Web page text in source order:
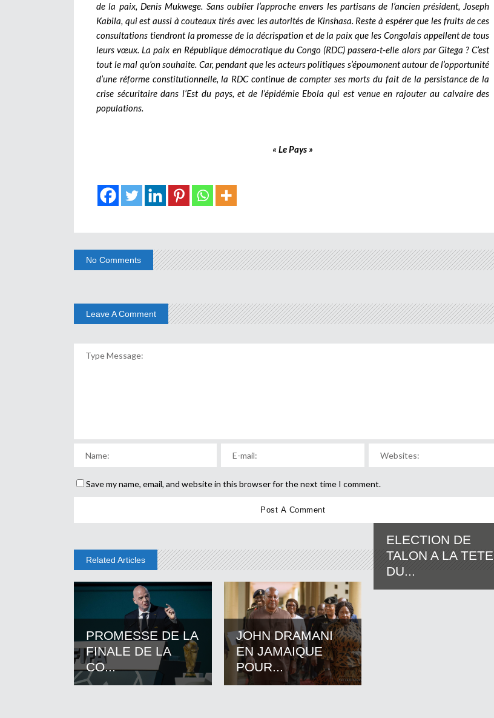
de la paix, Denis Mukwege. Sans oublier l’approche envers les partisans de l’ancien président, Joseph
Kabila, qui est aussi à couteaux tirés avec les autorités de Kinshasa. Reste à espérer que les fruits de ces
consultations tiendront la promesse de la décrispation et de la paix que les Congolais appellent de tous
leurs vœux. La paix en République démocratique du Congo (RDC) passera-t-elle alors par Gitega ? C’est
tout le mal qu’on souhaite. Car, pendant que les acteurs politiques s’époumonent autour de l’opportunité
d’une réforme constitutionnelle, la RDC continue de compter ses morts du fait de la persistance de la
crise sécuritaire dans l’Est du pays, et de l’épidémie Ebola qui est venue en rajouter au calvaire des
populations.
« Le Pays »
No Comments
Leave A Comment
Save my name, email, and website in this browser for the next time I comment.
Related Articles
PROMESSE DE LA
FINALE DE LA
CO...
JOHN DRAMANI
EN JAMAIQUE
POUR...
ELECTION DE
TALON A LA TETE
DU...